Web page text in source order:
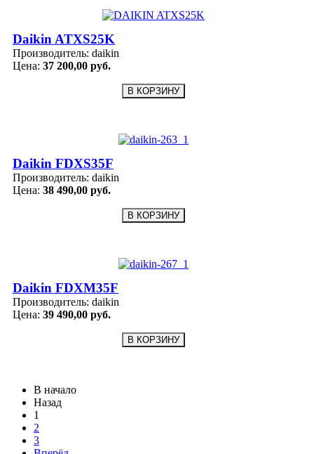
Daikin ATXS25K
Производитель: daikin
Цена: 37 200,00 руб.
Daikin FDXS35F
Производитель: daikin
Цена: 38 490,00 руб.
Daikin FDXM35F
Производитель: daikin
Цена: 39 490,00 руб.
В начало
Назад
1
2
3